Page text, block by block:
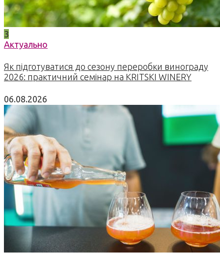
3
Актуально
Як підготуватися до сезону переробки винограду
2026: практичний семінар на KRITSKI WINERY
06.08.2026